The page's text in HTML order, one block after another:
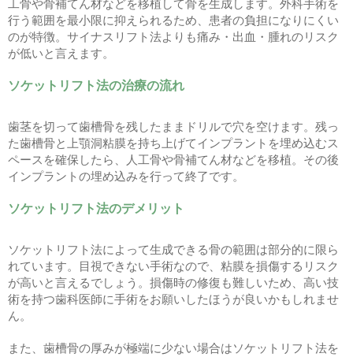
工骨や骨補てん材などを移植して骨を生成します。外科手術を
行う範囲を最小限に抑えられるため、患者の負担になりにくい
のが特徴。サイナスリフト法よりも痛み・出血・腫れのリスク
が低いと言えます。
ソケットリフト法の治療の流れ
歯茎を切って歯槽骨を残したままドリルで穴を空けます。残っ
た歯槽骨と上顎洞粘膜を持ち上げてインプラントを埋め込むス
ペースを確保したら、人工骨や骨補てん材などを移植。その後
インプラントの埋め込みを行って終了です。
ソケットリフト法のデメリット
ソケットリフト法によって生成できる骨の範囲は部分的に限ら
れています。目視できない手術なので、粘膜を損傷するリスク
が高いと言えるでしょう。損傷時の修復も難しいため、高い技
術を持つ歯科医師に手術をお願いしたほうが良いかもしれませ
ん。
また、歯槽骨の厚みが極端に少ない場合はソケットリフト法を